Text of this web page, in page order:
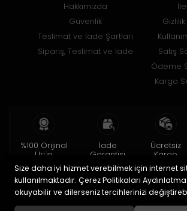
Hakkımızda
Güvenlik
Teslimat ve İade Şartları
Sipariş, Teslimat ve İade
Gizlilik
Satış
Ödeme
Kargo
%100 Orijinal
Ürün
2 yıl garanti
İade
Garantisi
15 gün içinde
iade
Ücretsiz
Kargo
150 TL ve
Size daha iyi hizmet verebilmek için internet
kullanılmaktadır. Çerez Politikaları Aydınlatma
okuyabilir ve dilerseniz tercihlerinizi